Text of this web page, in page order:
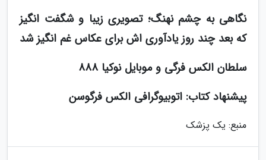
نگاهی به چشم نهنگ؛ تصویری زیبا و شگفت انگیز
که بعد چند روز یادآوری اش برای عکاس غم انگیز شد
سلطان الکس فرگی و موبایل نوکیا 888
پیشنهاد کتاب: اتوبیوگرافی الکس فرگوسن
منبع: یک پزشک